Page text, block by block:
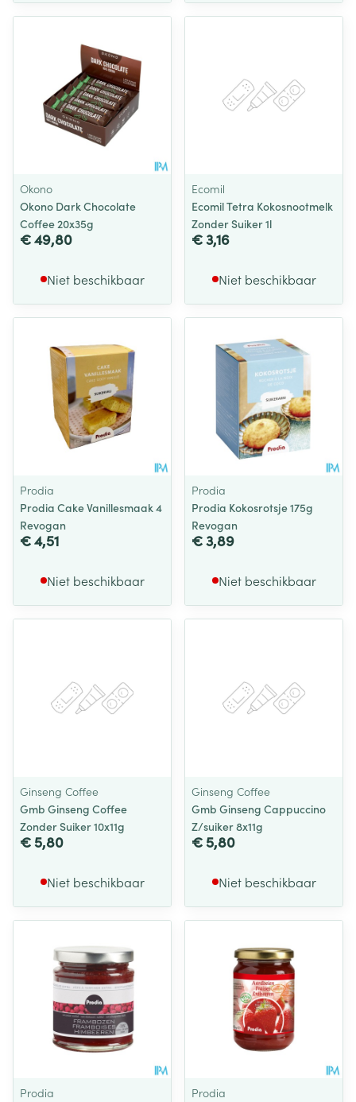
Okono
Okono Dark Chocolate
Coffee 20x35g
€ 49,80
Niet beschikbaar
Ecomil
Ecomil Tetra Kokosnootmelk
Zonder Suiker 1l
€ 3,16
Niet beschikbaar
Prodia
Prodia Cake Vanillesmaak 4
Revogan
€ 4,51
Niet beschikbaar
Prodia
Prodia Kokosrotsje 175g
Revogan
€ 3,89
Niet beschikbaar
Ginseng Coffee
Gmb Ginseng Coffee
Zonder Suiker 10x11g
€ 5,80
Niet beschikbaar
Ginseng Coffee
Gmb Ginseng Cappuccino
Z/suiker 8x11g
€ 5,80
Niet beschikbaar
Prodia Prodia